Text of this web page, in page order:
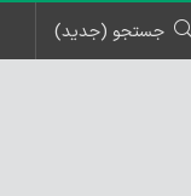
جستجو (جدید)